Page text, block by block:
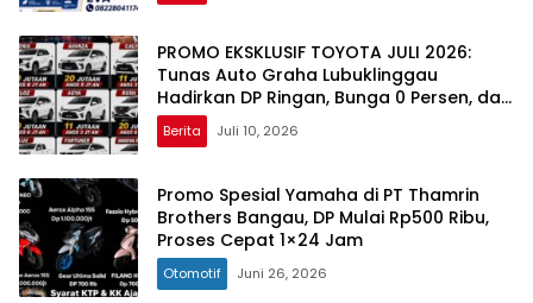
PROMO EKSKLUSIF TOYOTA JULI 2026:
Tunas Auto Graha Lubuklinggau
Hadirkan DP Ringan, Bunga 0 Persen, dan
Beragam Hadiah Menarik
Berita Juli 10, 2026
Promo Spesial Yamaha di PT Thamrin
Brothers Bangau, DP Mulai Rp500 Ribu,
Proses Cepat 1×24 Jam
Otomotif Juni 26, 2026